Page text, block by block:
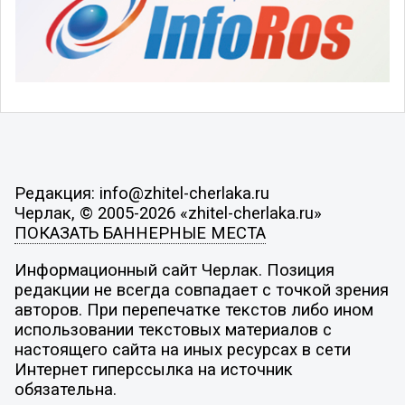
Редакция: info@zhitel-cherlaka.ru
Черлак, © 2005-2026 «zhitel-cherlaka.ru»
ПОКАЗАТЬ БАННЕРНЫЕ МЕСТА
Информационный сайт Черлак. Позиция
редакции не всегда совпадает с точкой зрения
авторов. При перепечатке текстов либо ином
использовании текстовых материалов с
настоящего сайта на иных ресурсах в сети
Интернет гиперссылка на источник
обязательна.